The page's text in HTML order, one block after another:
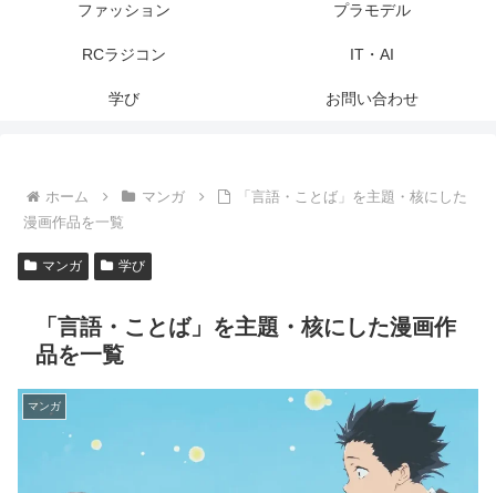
ファッション プラモデル
RCラジコン IT・AI
学び お問い合わせ
ホーム マンガ
「言語・ことば」を主題・核にした
漫画作品を一覧
マンガ 学び
「言語・ことば」を主題・核にした漫画作
品を一覧
マンガ